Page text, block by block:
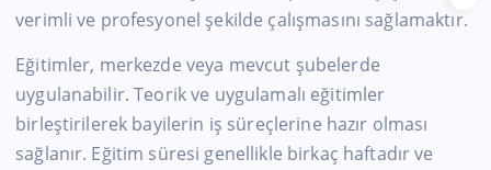
verimli ve profesyonel şekilde çalışmasını sağlamaktır.
Eğitimler, merkezde veya mevcut şubelerde
uygulanabilir. Teorik ve uygulamalı eğitimler
birleştirilerek bayilerin iş süreçlerine hazır olması
sağlanır. Eğitim süresi genellikle birkaç haftadır ve